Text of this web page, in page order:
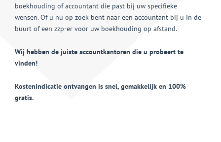
boekhouding of accountant die past bij uw specifieke
wensen. Of u nu op zoek bent naar een accountant bij u in de
buurt of een zzp-er voor uw boekhouding op afstand.
Wij hebben de juiste accountkantoren die u probeert te
vinden!
Kostenindicatie ontvangen is snel, gemakkelijk en 100%
gratis.